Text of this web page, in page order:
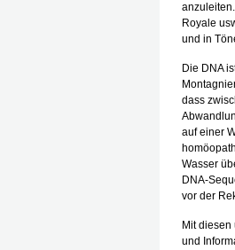
Royale
und in
Die DNA
dass
auf einer
Wasser
DNA-
vor der
Mit
und